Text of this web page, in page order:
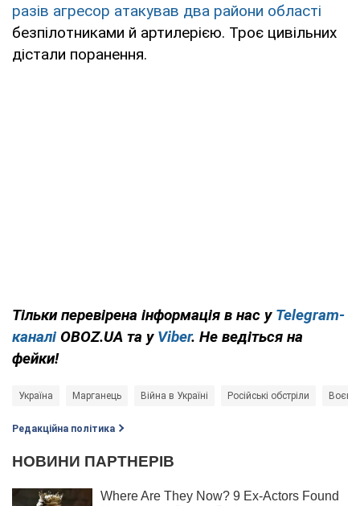
разів агресор атакував два райони області
безпілотниками й артилерією. Троє цивільних
дістали поранення.
Тільки перевірена інформація в нас у Telegram-
каналі OBOZ.UA та у Viber. Не ведіться на
фейки!
Україна Марганець Війна в Україні Російські обстріли
Редакційна політика